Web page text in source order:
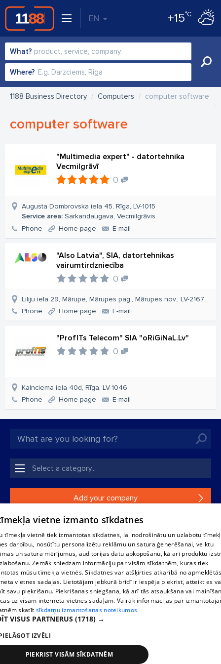
EN +15°C
What?
Where?
1188 Business Directory Computers computer software
computer software
"Multimedia expert" - datortehnika
Vecmilgrāvī
0
Augusta Dombrovska iela 45, Rīga, LV-1015
Service area: Sarkandaugava, Vecmilgrāvis
Phone
Home page E-mail
"Also Latvia", SIA, datortehnikas
vairumtirdzniecība
0
Liliju iela 29, Mārupe, Mārupes pag., Mārupes nov., LV-2167
Phone
Home page E-mail
"ProfITs Telecom" SIA "oRiGiNaL.Lv"
0
Kalnciema iela 40d, Rīga, LV-1046
Phone
Home page E-mail
Add your company
If your company is not in our database, please fill in a
Reproduction, or distribution of 1188 database, its parts or the
information contained in the database, or parts of information in
any form is strictly prohibited. Also automatic download is
prohibited. Reproduction of any material published on the
website 1188 is strictly forbidden without the editorial license of
1188 website.
Vortal assistance service: e-mail -
ElaboratedSIA Helio Media2004-2026
vietne izmanto sīkdatnes
tīmekļa vietnē tiek izmantotas sīkdatnes, lai nodrošinātu un uzlabotu
darbību., nosūtītu personalizētu reklāmu un satura ģenerēšanai, veiktu
un satura mērījumus, auditorijas datu apkopošanu, kā arī produktu
Zemāk sniedzam informāciju par visām sīkdatnēm, kuras tiek
mūsu tīmekļa vietnēs. Sīkdatnes var atšķirties atkarībā no
vietnes sadaļas. Lietotājam jebkurā brīdī ir iespēja piekrist, atteikties
savu piekrišanu. Piekrišanas sniegšana, kā arī tās atsaukšana vai
uz visām interneta vietnes sadaļām. Vairāk informācijas par
skatīt sīkdatņu izmantošanas noteikumos.
VISUS PARTNERUS (1718) →
IZVĒLI
PIEKRIST VISĀM SĪKDATNĒM